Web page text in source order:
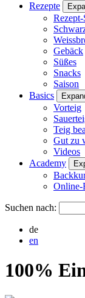
Rezepte
Gebäck
Süßes
Snacks
Saison
Basics
Vorteig
Teig
Gut zu
Videos
Academy
Online-
Suchen nach:
de
en
100%